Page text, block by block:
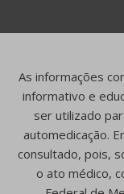
As informações
informativo e
ser utilizado
automedicação.
consultado, pois,
o ato médico,